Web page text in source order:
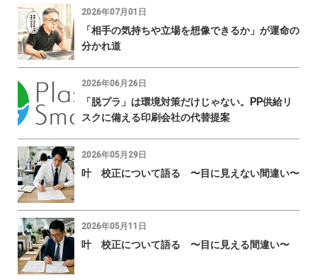
2026年07月01日
「相手の気持ちや立場を想像できるか」が運命の
分かれ道
2026年06月26日
「脱プラ」は環境対策だけじゃない。PP供給リ
スクに備える印刷会社の代替提案
2026年05月29日
叶 校正について語る 〜目に見えない間違い〜
2026年05月11日
叶 校正について語る 〜目に見える間違い〜